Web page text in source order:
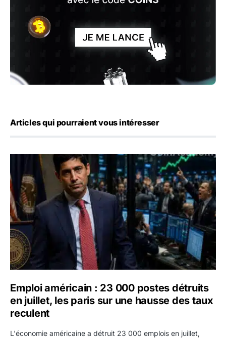
Articles qui pourraient vous intéresser
Emploi américain : 23 000 postes détruits en juillet, les
Emploi américain : 23 000 postes détruits
en juillet, les paris sur une hausse des taux
reculent
L'économie américaine a détruit 23 000 emplois en juillet,